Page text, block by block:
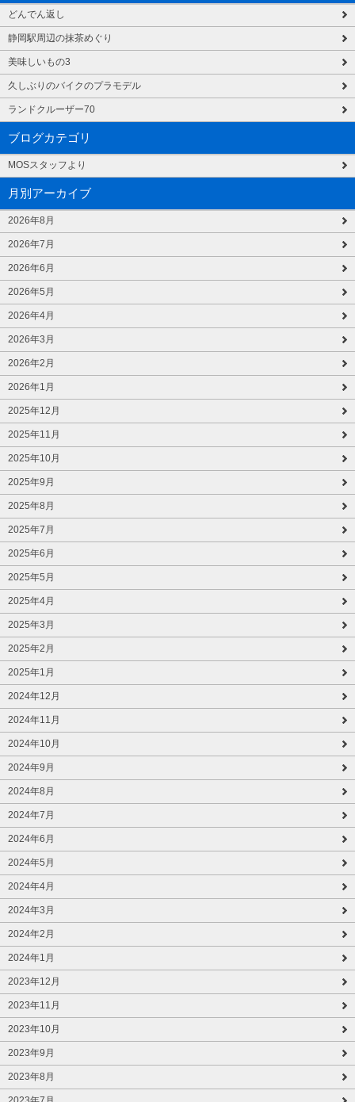
どんでん返し
静岡駅周辺の抹茶めぐり
美味しいもの3
久しぶりのバイクのプラモデル
ランドクルーザー70
ブログカテゴリ
MOSスタッフより
月別アーカイブ
2026年8月
2026年7月
2026年6月
2026年5月
2026年4月
2026年3月
2026年2月
2026年1月
2025年12月
2025年11月
2025年10月
2025年9月
2025年8月
2025年7月
2025年6月
2025年5月
2025年4月
2025年3月
2025年2月
2025年1月
2024年12月
2024年11月
2024年10月
2024年9月
2024年8月
2024年7月
2024年6月
2024年5月
2024年4月
2024年3月
2024年2月
2024年1月
2023年12月
2023年11月
2023年10月
2023年9月
2023年8月